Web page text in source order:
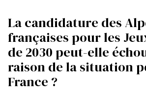
La candidature des
françaises pour les
de 2030 peut-elle
raison de la situation
France ?